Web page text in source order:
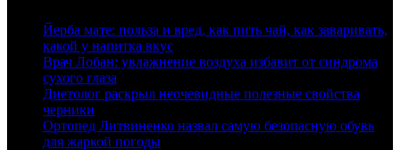
Йерба мате: польза и вред, как пить чай, как заваривать,
какой у напитка вкус
Врач Лобан: увлажнение воздуха избавит от синдрома
сухого глаза
Диетолог раскрыл неочевидные полезные свойства
черники
Ортопед Литвиненко назвал самую безопасную обувь
для жаркой погоды